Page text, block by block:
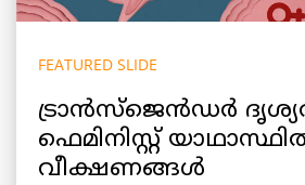
FEATURED SLIDE
ട്രാൻസ്‌ജെൻഡർ
ഫെമിനിസ്റ്റ്
വീക്ഷണങ്ങൾ